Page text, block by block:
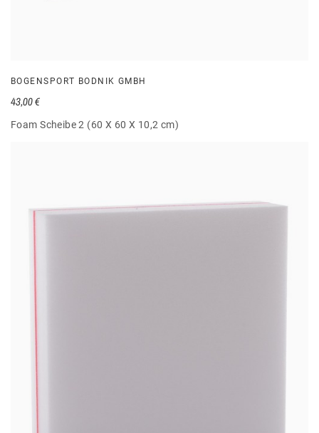
BOGENSPORT BODNIK GMBH
Foam Scheibe 2 (60 X 60 X 10,2 cm)
43,00 €